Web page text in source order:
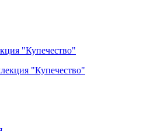
"Купечество"